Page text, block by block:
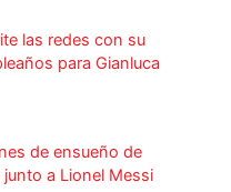
las redes con su
para Gianluca
de ensueño de
a Lionel Messi